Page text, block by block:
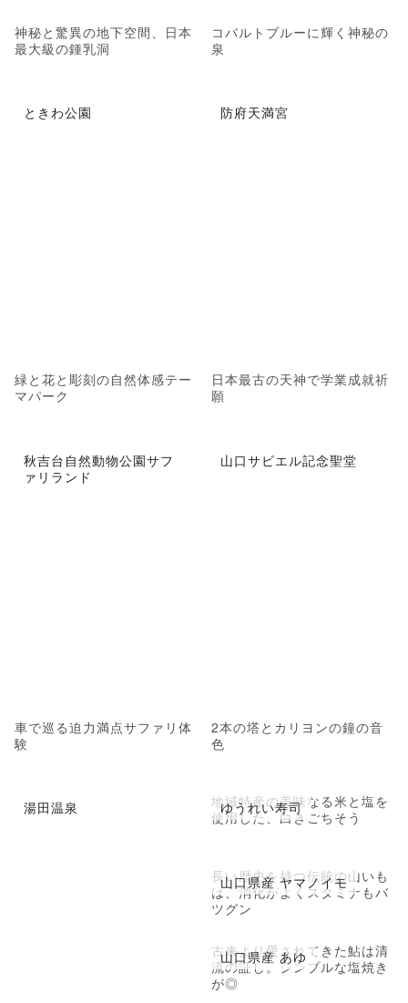
神秘と驚異の地下空間、日本
最大級の鍾乳洞
コバルトブルーに輝く神秘の
泉
ときわ公園
緑と花と彫刻の自然体感テー
マパーク
防府天満宮
日本最古の天神で学業成就祈
願
秋吉台自然動物公園サフ
ァリランド
車で巡る迫力満点サファリ体
験
山口サビエル記念聖堂
2本の塔とカリヨンの鐘の音
色
湯田温泉 ゆうれい寿司
地域特産の美味なる米と塩を
使用した、白きごちそう
山口県産 ヤマノイモ
長い歴史を持つ伝統の山いも
は、消化がよくスタミナもバ
ツグン
山口県産 あゆ
古来より愛されてきた鮎は清
流の証し。シンプルな塩焼き
が◎